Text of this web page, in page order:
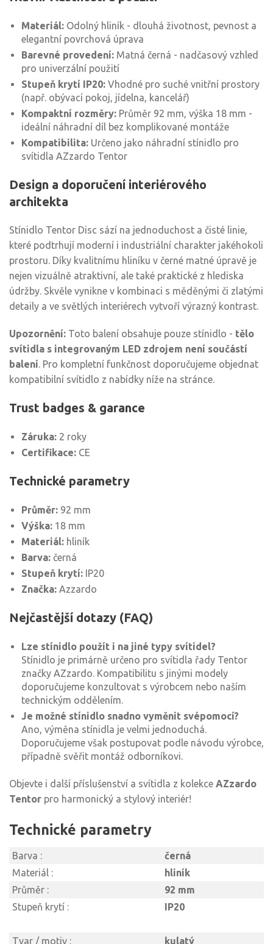
Materiál: Odolný hliník - dlouhá životnost, pevnost a
elegantní povrchová úprava
Barevné provedení: Matná černá - nadčasový vzhled
pro univerzální použití
Stupeň krytí IP20: Vhodné pro suché vnitřní prostory
(např. obývací pokoj, jídelna, kancelář)
Kompaktní rozměry: Průměr 92 mm, výška 18 mm -
ideální náhradní díl bez komplikované montáže
Kompatibilita: Určeno jako náhradní stínidlo pro
svítidla AZzardo Tentor
Design a doporučení interiérového
architekta
Stínidlo Tentor Disc sází na jednoduchost a čisté linie,
které podtrhují moderní i industriální charakter jakéhokoli
prostoru. Díky kvalitnímu hliníku v černé matné úpravě je
nejen vizuálně atraktivní, ale také praktické z hlediska
údržby. Skvěle vynikne v kombinaci s měděnými či zlatými
detaily a ve světlých interiérech vytvoří výrazný kontrast.
Upozornění: Toto balení obsahuje pouze stínidlo - tělo
svítidla s integrovaným LED zdrojem není součástí
balení. Pro kompletní funkčnost doporučujeme objednat
kompatibilní svítidlo z nabídky níže na stránce.
Trust badges & garance
Záruka: 2 roky
Certifikace: CE
Technické parametry
Průměr: 92 mm
Výška: 18 mm
Materiál: hliník
Barva: černá
Stupeň krytí: IP20
Značka: Azzardo
Nejčastější dotazy (FAQ)
Lze stínidlo použít i na jiné typy svítidel?
Stínidlo je primárně určeno pro svítidla řady Tentor
značky AZzardo. Kompatibilitu s jinými modely
doporučujeme konzultovat s výrobcem nebo naším
technickým oddělením.
Je možné stínidlo snadno vyměnit svépomocí?
Ano, výměna stínidla je velmi jednoduchá.
Doporučujeme však postupovat podle návodu výrobce,
případně svěřit montáž odborníkovi.
Objevte i další příslušenství a svítidla z kolekce AZzardo
Tentor pro harmonický a stylový interiér!
Technické parametry
Barva :
černá
Materiál :
hliník
Průměr :
92 mm
Stupeň krytí :
IP20
Tvar / motiv :
kulatý